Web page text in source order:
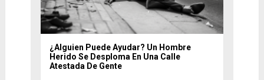
¿Alguien Puede Ayudar? Un Hombre
Herido Se Desploma En Una Calle
Atestada De Gente